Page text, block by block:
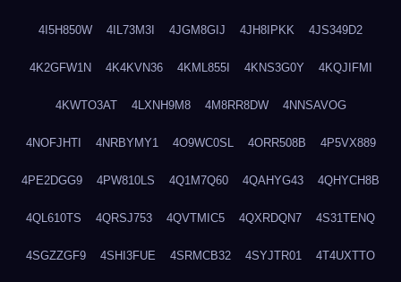
4I5H850W 4IL73M3I 4JGM8GIJ 4JH8IPKK 4JS349D2
4K2GFW1N 4K4KVN36 4KML855I 4KNS3G0Y 4KQJIFMI
4KWTO3AT 4LXNH9M8 4M8RR8DW 4NNSAVOG
4NOFJHTI 4NRBYMY1 4O9WC0SL 4ORR508B 4P5VX889
4PE2DGG9 4PW810LS 4Q1M7Q60 4QAHYG43 4QHYCH8B
4QL610TS 4QRSJ753 4QVTMIC5 4QXRDQN7 4S31TENQ
4SGZZGF9 4SHI3FUE 4SRMCB32 4SYJTR01 4T4UXTTO